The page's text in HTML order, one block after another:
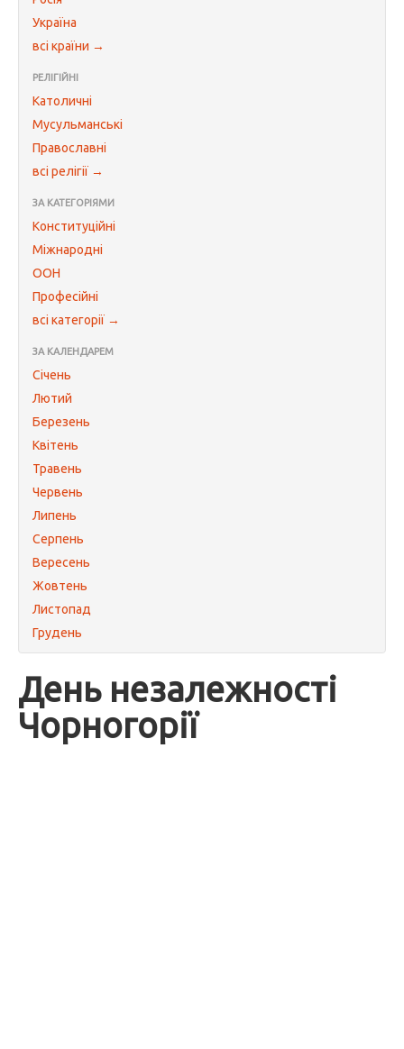
Україна
всі країни →
РЕЛІГІЙНІ
Католичні
Мусульманські
Православні
всі релігії →
ЗА КАТЕГОРІЯМИ
Конституційні
Міжнародні
ООН
Професійні
всі категорії →
ЗА КАЛЕНДАРЕМ
Січень
Лютий
Березень
Квітень
Травень
Червень
Липень
Серпень
Вересень
Жовтень
Листопад
Грудень
День незалежності
Чорногорії